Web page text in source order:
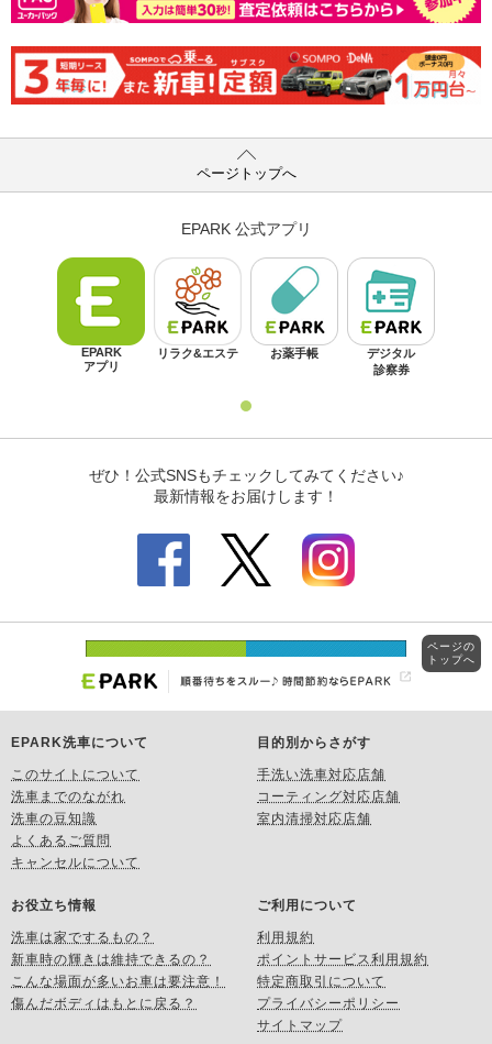
ページトップへ
EPARK洗車について
このサイトについて
洗車までのながれ
洗車の豆知識
よくあるご質問
キャンセルについて
目的別からさがす
手洗い洗車対応店舗
コーティング対応店舗
室内清掃対応店舗
お役立ち情報
洗車は家でするもの？
新車時の輝きは維持できるの？
こんな場面が多いお車は要注意！
傷んだボディはもとに戻る？
ご利用について
利用規約
ポイントサービス利用規約
特定商取引について
プライバシーポリシー
サイトマップ
ページの
トップへ